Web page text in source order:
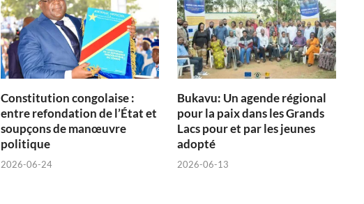
Constitution congolaise :
entre refondation de l’État et
soupçons de manœuvre
politique
2026-06-24
Bukavu: Un agende régional
pour la paix dans les Grands
Lacs pour et par les jeunes
adopté
2026-06-13